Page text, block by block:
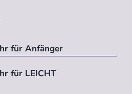
für Anfänger
für LEICHT